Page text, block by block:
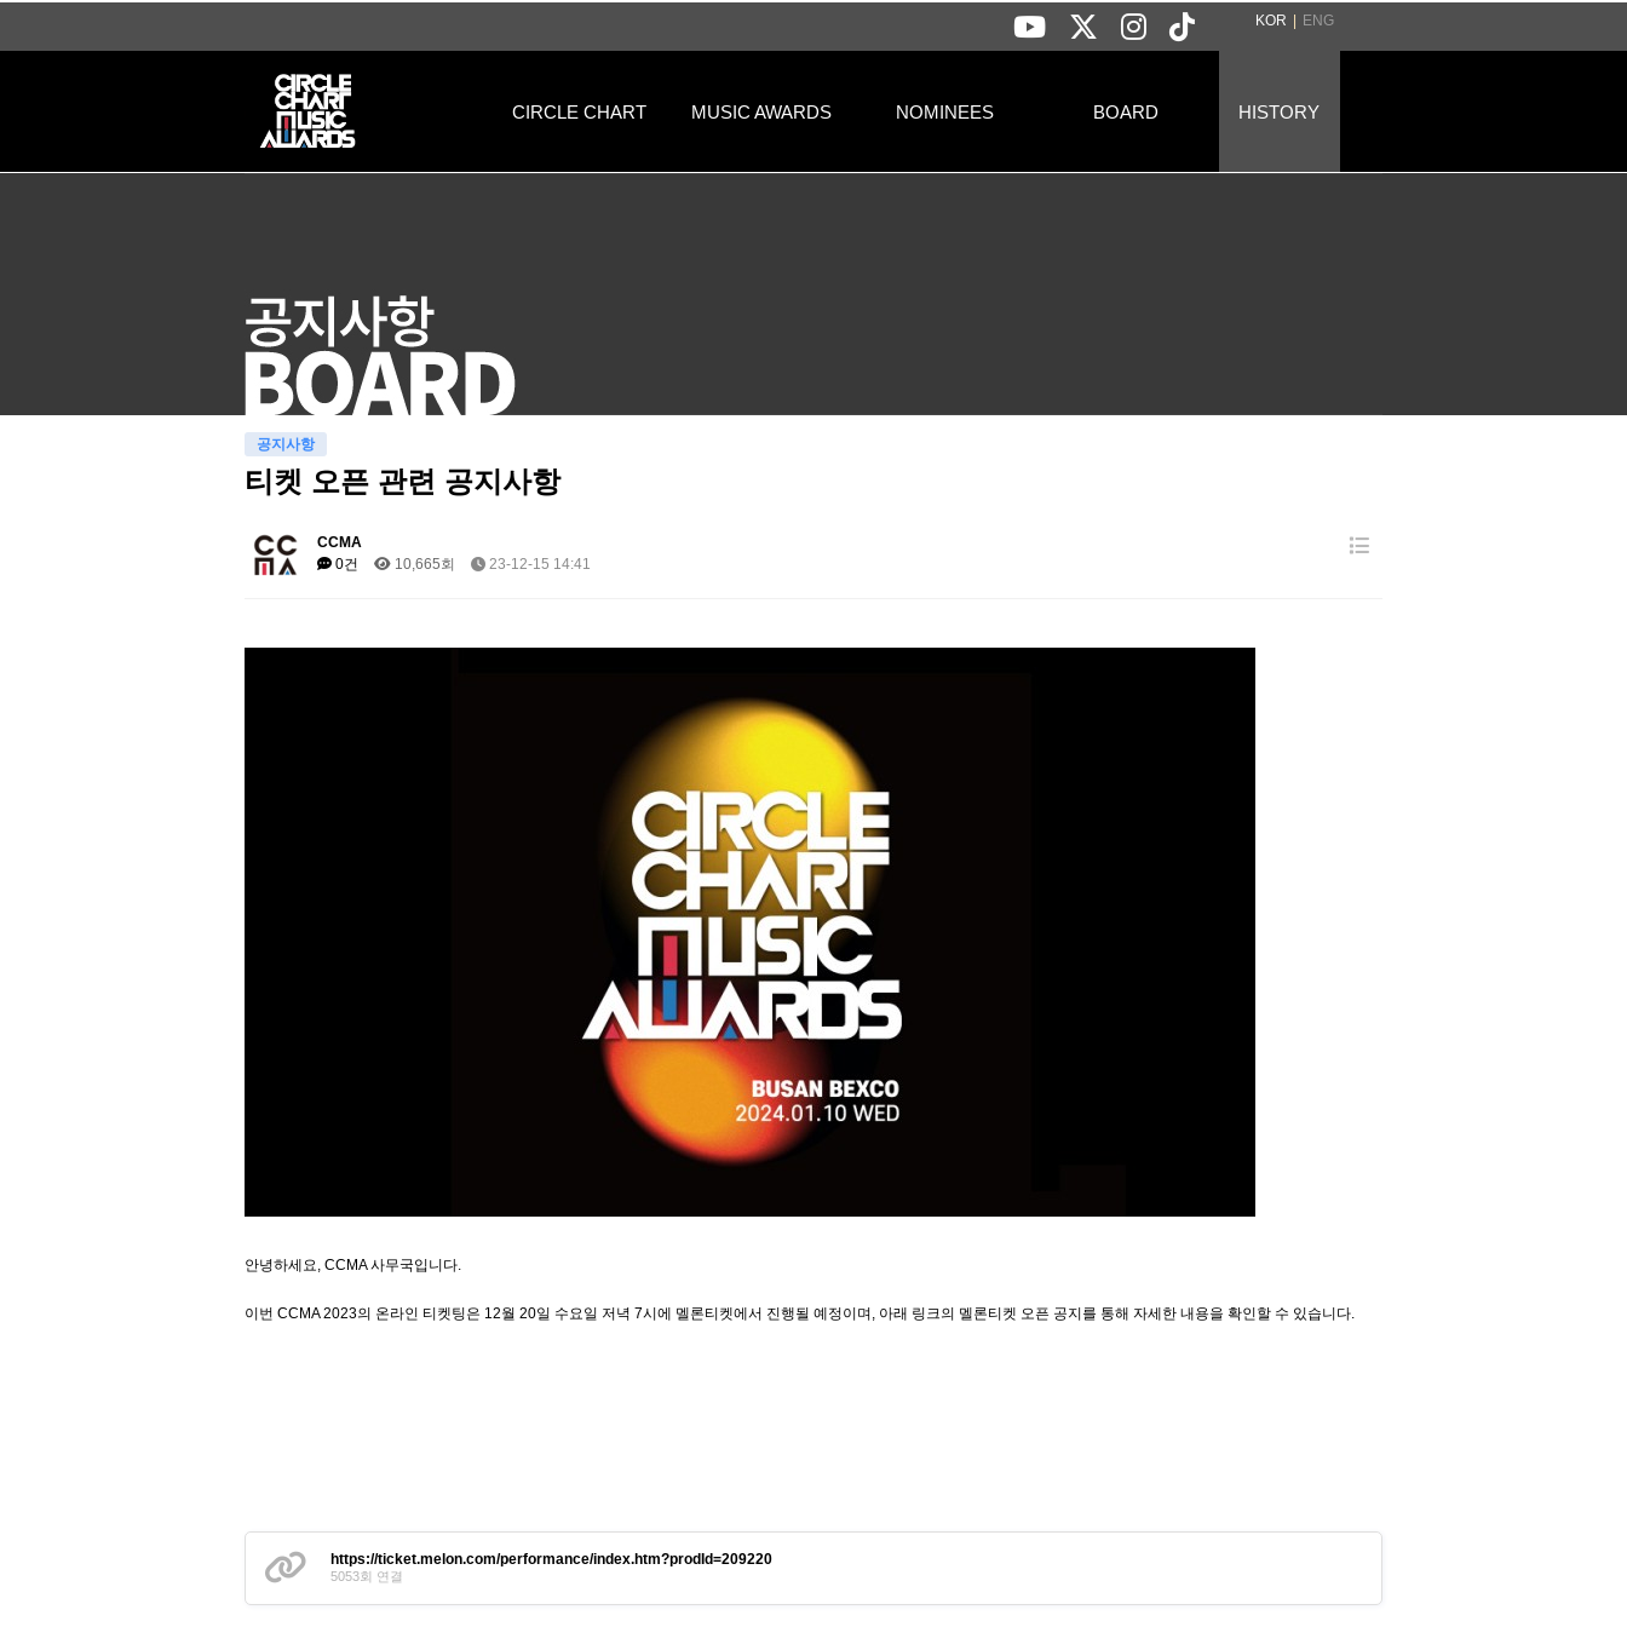
CIRCLE CHART MUSIC AWARDS NOMINEES BOARD HISTORY
KOR ENG
공지사항
티켓 오픈 관련 공지사항
CCMA
0건
10,665회 23-12-15 14:41
안녕하세요, CCMA 사무국입니다.
이번 CCMA 2023의 온라인 티켓팅은 12월 20일 수요일 저녁 7시에 멜론티켓에서 진행될 예정이며, 아래 링크의 멜론티켓 오픈 공지를 통해 자세한 내용을 확인할 수 있습니다.
https://ticket.melon.com/performance/index.htm?prodId=209220
5053회 연결